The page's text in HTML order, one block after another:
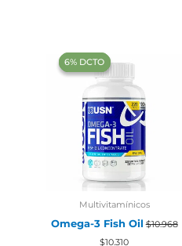
‍6% DCTO‍‍
‍6% DCTO‍‍
Multivitamínicos
Omega-3 Fish Oil $10.968
El
$10.310